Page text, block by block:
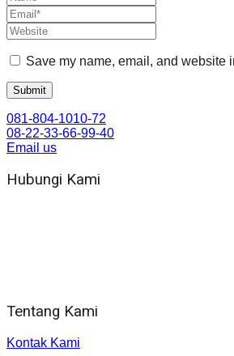
Save my name, email, and website
081-804-1010-72
08-22-33-66-99-40
Email us
Hubungi Kami
Tentang Kami
Kontak Kami